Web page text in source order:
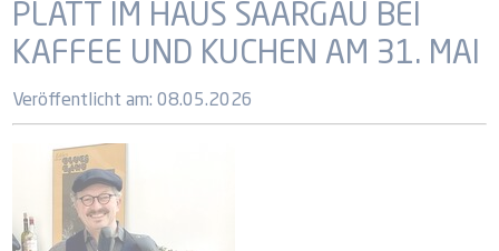
PLATT IM HAUS SAARGAU BEI
KAFFEE UND KUCHEN AM 31. MAI
Veröffentlicht am: 08.05.2026